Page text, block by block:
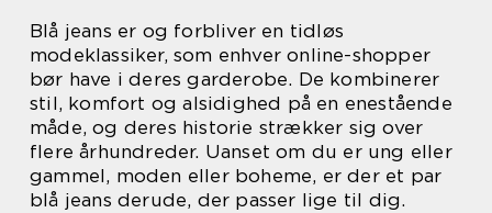
Blå jeans er og forbliver en tidløs
modeklassiker, som enhver online-shopper
bør have i deres garderobe. De kombinerer
stil, komfort og alsidighed på en enestående
måde, og deres historie strækker sig over
flere århundreder. Uanset om du er ung eller
gammel, moden eller boheme, er der et par
blå jeans derude, der passer lige til dig.